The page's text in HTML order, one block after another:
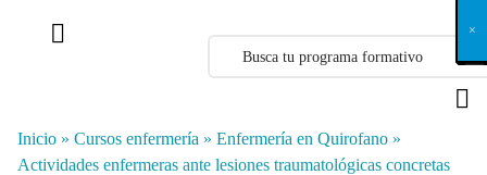
Inicio » Cursos enfermería » Enfermería en Quirofano »
Actividades enfermeras ante lesiones traumatológicas concretas
X
×
×
×
×
×
×
×
×
×
×
×
×
×
×
×
×
×
×
×
×
×
×
×
×
×
×
×
×
×
×
×
×
×
×
×
×
×
×
×
×
×
×
×
×
×
×
×
×
×
×
×
×
×
×
×
×
×
×
×
×
×
×
×
×
×
×
×
×
×
×
×
×
×
×
×
×
×
×
×
×
×
×
×
×
×
×
×
×
×
×
×
×
×
×
×
×
×
×
×
×
×
×
×
×
×
×
×
×
×
×
×
×
×
×
×
×
×
×
×
×
×
×
×
×
×
×
×
×
×
×
×
×
×
×
×
×
×
×
×
×
×
×
×
×
×
×
×
×
×
×
×
×
×
×
×
×
×
×
×
×
×
×
×
×
×
×
×
×
×
×
×
×
×
×
×
×
×
×
×
×
×
×
×
×
×
×
×
×
×
×
×
×
×
×
×
×
×
×
×
×
×
×
×
×
×
×
×
×
×
×
×
×
×
×
×
×